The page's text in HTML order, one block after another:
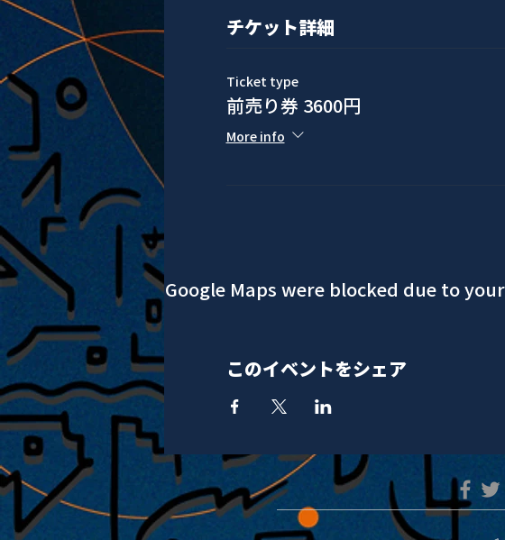
チケット詳細
Ticket type
前売り券 3600円
More info
Google Maps were blocked due to
このイベントをシェア